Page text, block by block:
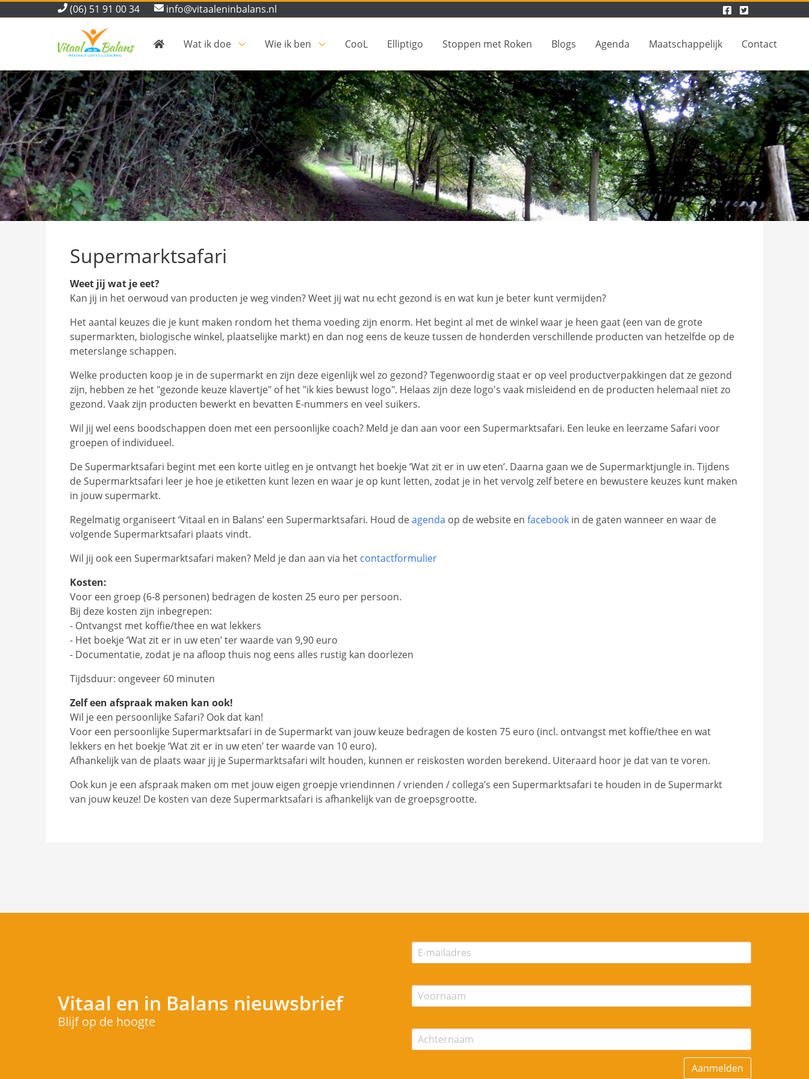
(06) 51 91 00 34 info@vitaaleninbalans.nl
Wat ik doe Wie ik ben CooL Elliptigo Stoppen met Roken Blogs Agenda Maatschappelijk Contact
Supermarktsafari
Weet jij wat je eet?
Kan jij in het oerwoud van producten je weg vinden? Weet jij wat nu echt gezond is en wat kun je beter kunt vermijden?
Het aantal keuzes die je kunt maken rondom het thema voeding zijn enorm. Het begint al met de winkel waar je heen gaat (een van de grote
supermarkten, biologische winkel, plaatselijke markt) en dan nog eens de keuze tussen de honderden verschillende producten van hetzelfde op de
meterslange schappen.
Welke producten koop je in de supermarkt en zijn deze eigenlijk wel zo gezond? Tegenwoordig staat er op veel productverpakkingen dat ze gezond
zijn, hebben ze het "gezonde keuze klavertje" of het "ik kies bewust logo". Helaas zijn deze logo's vaak misleidend en de producten helemaal niet zo
gezond. Vaak zijn producten bewerkt en bevatten E-nummers en veel suikers.
Wil jij wel eens boodschappen doen met een persoonlijke coach? Meld je dan aan voor een Supermarktsafari. Een leuke en leerzame Safari voor
groepen of individueel.
De Supermarktsafari begint met een korte uitleg en je ontvangt het boekje ‘Wat zit er in uw eten’. Daarna gaan we de Supermarktjungle in. Tijdens
de Supermarktsafari leer je hoe je etiketten kunt lezen en waar je op kunt letten, zodat je in het vervolg zelf betere en bewustere keuzes kunt maken
in jouw supermarkt.
Regelmatig organiseert ‘Vitaal en in Balans’ een Supermarktsafari. Houd deagenda op de website en facebook in de gaten wanneer en waar de
volgende Supermarktsafari plaats vindt.
Wil jij ook een Supermarktsafari maken? Meld je dan aan via het contactformulier
Kosten:
Voor een groep (6-8 personen) bedragen de kosten 25 euro per persoon.
Bij deze kosten zijn inbegrepen:
- Ontvangst met koffie/thee en wat lekkers
- Het boekje ‘Wat zit er in uw eten’ ter waarde van 9,90 euro
- Documentatie, zodat je na afloop thuis nog eens alles rustig kan doorlezen
Tijdsduur: ongeveer 60 minuten
Zelf een afspraak maken kan ook!
Wil je een persoonlijke Safari? Ook dat kan!
Voor een persoonlijke Supermarktsafari in de Supermarkt van jouw keuze bedragen de kosten 75 euro (incl. ontvangst met koffie/thee en wat
lekkers en het boekje ‘Wat zit er in uw eten’ ter waarde van 10 euro).
Afhankelijk van de plaats waar jij je Supermarktsafari wilt houden, kunnen er reiskosten worden berekend. Uiteraard hoor je dat van te voren.
Ook kun je een afspraak maken om met jouw eigen groepje vriendinnen / vrienden / collega’s een Supermarktsafari te houden in de Supermarkt
van jouw keuze! De kosten van deze Supermarktsafari is afhankelijk van de groepsgrootte.
Vitaal en in Balans nieuwsbrief
Blijf op de hoogte